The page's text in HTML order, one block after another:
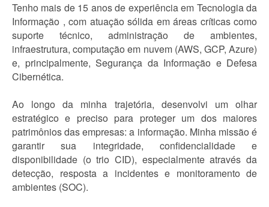
Tenho mais de 15 anos de experiência em Tecnologia da
Informação , com atuação sólida em áreas críticas como
suporte técnico, administração de ambientes,
infraestrutura, computação em nuvem (AWS, GCP, Azure)
e, principalmente, Segurança da Informação e Defesa
Cibernética.
Ao longo da minha trajetória, desenvolvi um olhar
estratégico e preciso para proteger um dos maiores
patrimônios das empresas: a informação. Minha missão é
garantir sua integridade, confidencialidade e
disponibilidade (o trio CID), especialmente através da
detecção, resposta a incidentes e monitoramento de
ambientes (SOC).